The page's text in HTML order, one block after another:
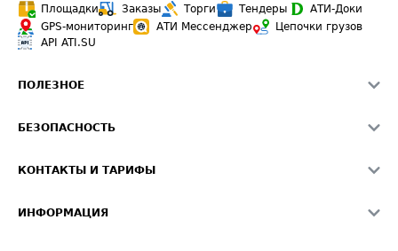
Площадки
Заказы Торги Тендеры
АТИ-Доки
GPS-мониторинг
АТИ Мессенджер
Цепочки грузов
API ATI.SU
ПОЛЕЗНОЕ
Звезды ATI.SU на вашем сайте
Средние ставки
БЕЗОПАСНОСТЬ
Светофор+
КОНТАКТЫ И ТАРИФЫ
ИНФОРМАЦИЯ